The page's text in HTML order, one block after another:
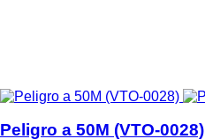
Peligro a 50M (VTO-0028)